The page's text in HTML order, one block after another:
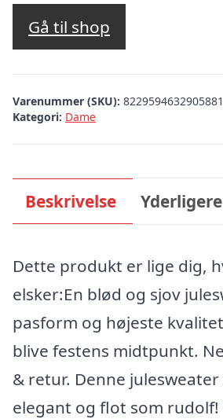
Gå til shop
Varenummer (SKU):
Kategori: Dame
Beskrivelse
Dette produkt er lige dig,
elsker:En blød og sjov
pasform og højeste
blive festens midtpunkt.
& retur. Denne julesweater
elegant og flot som rudolf!